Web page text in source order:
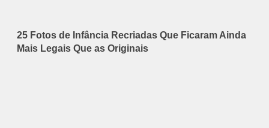
25 Fotos de Infância Recriadas Que Ficaram Ainda
Mais Legais Que as Originais